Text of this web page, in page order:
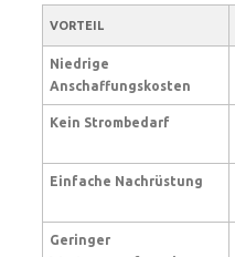
VORTEIL
Niedrige
Anschaffungskosten
Kein Strombedarf
Einfache Nachrüstung
Geringer